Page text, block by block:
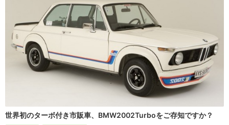
世界初のターボ付き市販車、BMW2002Turboをご存知ですか？